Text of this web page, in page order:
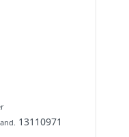
13110971